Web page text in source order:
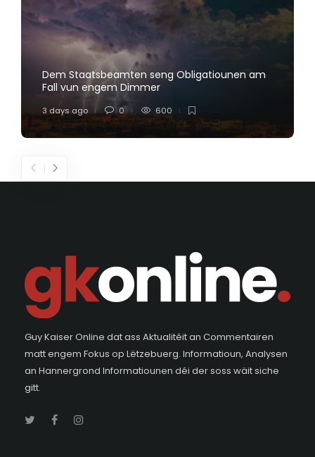
Dem Staatsbeamten seng Obligatiounen am
Fall vun engem Dimmer
3 days ago 0 600
Guy Kaiser Online dat ass Aktualitéit an Commentairen
matt engem Fokus op Lëtzebuerg. Informatioun, Analysen
an Hannergrond Informatiounen déi der soss wäit siche
gitt.